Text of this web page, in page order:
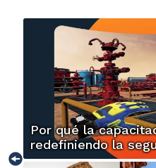
Por qué la
redefiniendo la